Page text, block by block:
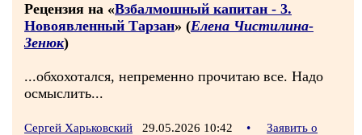
Рецензия на «Взбалмошный капитан - 3.
Новоявленный Тарзан» (Елена Чистилина-
Зенюк)
...обхохотался, непременно прочитаю все. Надо
осмыслить...
Сергей Харьковский 29.05.2026 10:42 •
Заявить о